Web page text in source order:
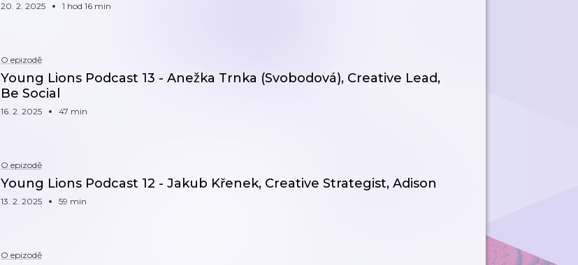
20. 2. 2025 1 hod 16 min
O epizodě
Young Lions Podcast 13 - Anežka Trnka (Svobodová), Creative Lead,
Be Social
16. 2. 2025 47 min
O epizodě
Young Lions Podcast 12 - Jakub Křenek, Creative Strategist, Adison
13. 2. 2025 59 min
O epizodě